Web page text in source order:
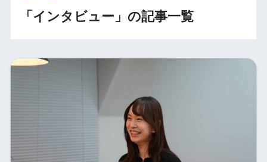
「インタビュー」の記事一覧